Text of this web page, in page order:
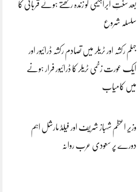
بعد سنتِ ابراہیمی کو زندہ رکھتے ہوئے قربانی کا
سلسلہ شروع
جہلم رکشہ اور ٹریلر میں تصادم رکشہ ڈرائیور اور
ایک عورت زخمی ٹریلر کا ڈرائیور فرار ہونے
میں کامیاب
وزیر اعظم شہباز شریف اور فیلڈ مارشل اہم
دورے پر سعودی عرب روانہ